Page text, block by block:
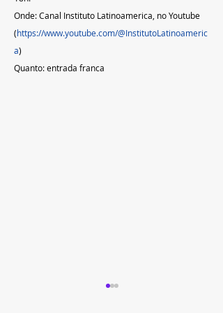
Onde: Canal Instituto Latinoamerica, no Youtube
(https://www.youtube.com/@InstitutoLatinoameric
a)
Quanto: entrada franca